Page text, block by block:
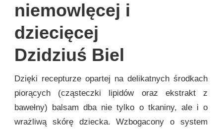
niemowlęcej i
dziecięcej
Dzidziuś Biel
Dzięki recepturze opartej na delikatnych środkach
piorących (cząsteczki lipidów oraz ekstrakt z
bawełny) balsam dba nie tylko o tkaniny, ale i o
wrażliwą skórę dziecka. Wzbogacony o system